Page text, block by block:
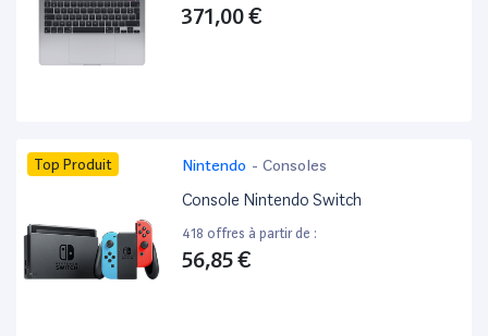
371,00 €
Top Produit Nintendo - Consoles
Console Nintendo Switch
418 offres à partir de :
56,85 €